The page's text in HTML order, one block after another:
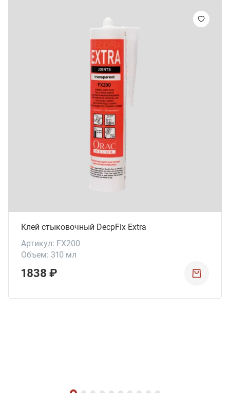
Клей стыковочный DecpFix Extra
Артикул: FX200
Объем: 310 мл
1838 ₽